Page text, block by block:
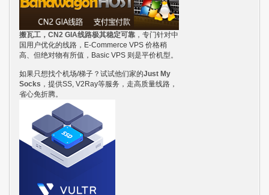
搬瓦工，CN2 GIA线路极其稳定可靠 ，专门针对中
国用户优化的线路，E-Commerce VPS 价格稍
高、但绝对物有所值，Basic VPS 则是平价机型。
如果只想找个机场/梯子？试试他们家的Just My
Socks ，提供SS, V2Ray等服务，走高质量线路，
省心免折腾。